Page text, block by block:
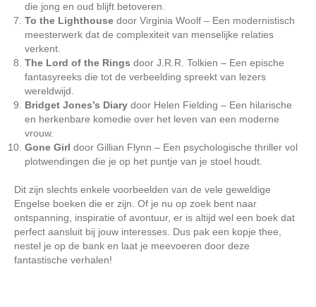
die jong en oud blijft betoveren.
To the Lighthouse door Virginia Woolf – Een modernistisch
meesterwerk dat de complexiteit van menselijke relaties
verkent.
The Lord of the Rings door J.R.R. Tolkien – Een epische
fantasyreeks die tot de verbeelding spreekt van lezers
wereldwijd.
Bridget Jones’s Diary door Helen Fielding – Een hilarische
en herkenbare komedie over het leven van een moderne
vrouw.
Gone Girl door Gillian Flynn – Een psychologische thriller vol
plotwendingen die je op het puntje van je stoel houdt.
Dit zijn slechts enkele voorbeelden van de vele geweldige
Engelse boeken die er zijn. Of je nu op zoek bent naar
ontspanning, inspiratie of avontuur, er is altijd wel een boek dat
perfect aansluit bij jouw interesses. Dus pak een kopje thee,
nestel je op de bank en laat je meevoeren door deze
fantastische verhalen!